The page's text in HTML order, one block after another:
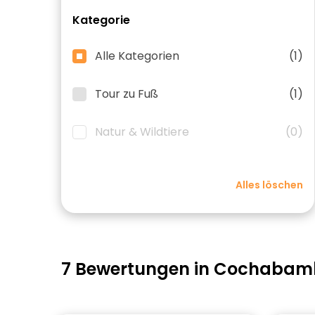
Kategorie
Alle Kategorien (1)
Tour zu Fuß (1)
Natur & Wildtiere (0)
Alles löschen
7 Bewertungen in